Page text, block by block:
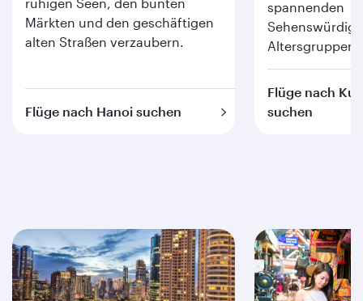
Märkten und den geschäftigen
alten Straßen verzaubern.
Flüge nach Hanoi suchen
spannenden
Altersgruppen.
Flüge nach
suchen